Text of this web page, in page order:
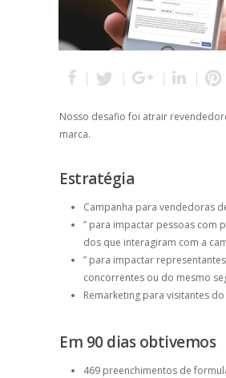
Nosso desafio foi atrair
marca.
Estratégia
Campanha para vendedoras
” para impactar pessoas com
dos que interagiram com a
” para impactar
concorrentes ou do mesmo
Remarketing para visitantes
Em 90 dias obtivemos
469 preenchimentos de